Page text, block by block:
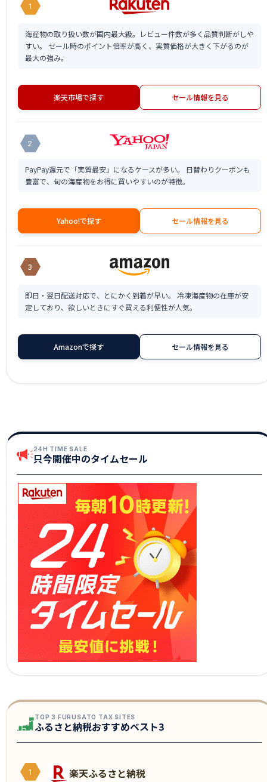
1
海産物の取り扱い数が国内最大級。レビュー件数が多く品質判断がしや
すい。 セール時のポイント倍率が高く、実質価格が大きく下がるのが
最大の強み。
楽天市場で探す セール情報を見る
2
PayPay還元で「実質最安」になるケースが多い。 日替わりクーポンも
豊富で、旬の海産物をお得に買いやすいのが特徴。
Yahoo!で探す セール情報を見る
3
即日・翌日配送対応で、とにかく到着が早い。 冷凍海産物の在庫が安
定しており、欲しいときにすぐ買える利便性が人気。
Amazonで探す セール情報を見る
24H TIME SALE
只今開催中のタイムセール
TOP 3 FURUSATO TAX SITES
ふるさと納税おすすめベスト3
1 楽天ふるさと納税